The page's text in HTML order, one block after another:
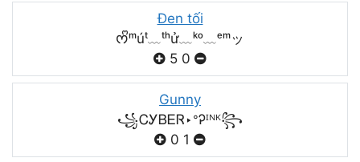
Đen tối
ᰔᩚᵐúᵗ﹏ᵗʰử﹏ᵏᵒ﹏ᵉᵐッ
5 0
Gunny
꧁ᏟᎩᏴᎬᏒ‣ᐤᎮᴵᴺᴷ꧂
0 1